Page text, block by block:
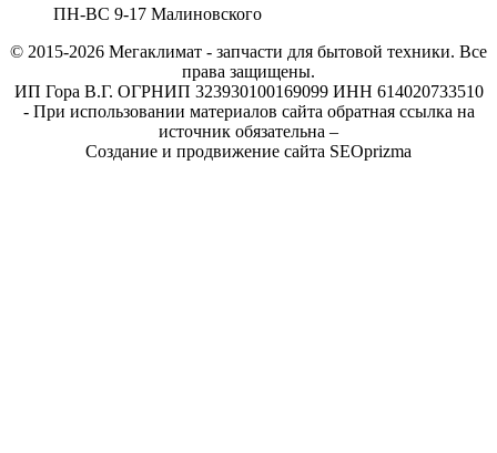
ПН-ВС 9-17 Малиновского
© 2015-2026 Мегаклимат - запчасти для бытовой техники. Все
права защищены.
ИП Гора В.Г. ОГРНИП 323930100169099 ИНН 614020733510
- При использовании материалов сайта обратная ссылка на
источник обязательна –
Создание и продвижение сайта SEOprizma